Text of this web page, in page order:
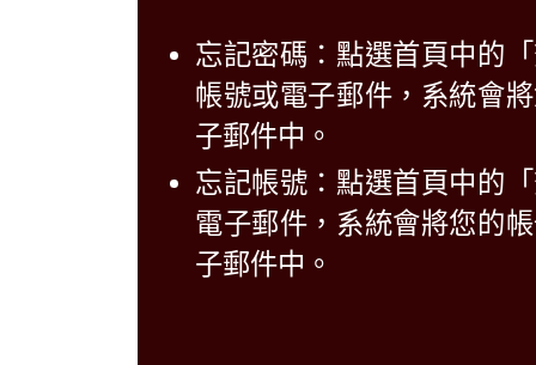
忘記密碼：點選首頁中的
帳號或電子郵件，系統會
子郵件中。
忘記帳號：點選首頁中的
電子郵件，系統會將您的
子郵件中。